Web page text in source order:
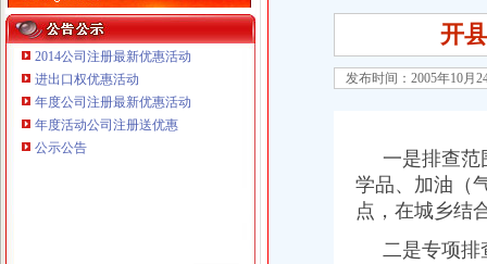
本站导航
2014公司注册最新优惠活动
进出口权优惠活动
年度公司注册最新优惠活动
年度活动公司注册送优惠
公示公告
开
发布时间：2005年10月
一是排查范
学品、加油（
点，在城乡结
二是专项排